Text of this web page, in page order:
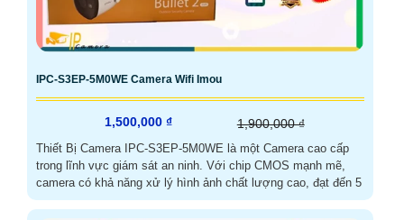
IPC-S3EP-5M0WE Camera Wifi Imou
1,500,000 ₫ 1,900,000 ₫
Thiết Bị Camera IPC-S3EP-5M0WE là một Camera cao cấp
trong lĩnh vực giám sát an ninh. Với chip CMOS mạnh mẽ,
camera có khả năng xử lý hình ảnh chất lượng cao, đạt đến 5